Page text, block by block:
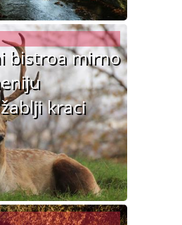
bistroa mirno
kraci